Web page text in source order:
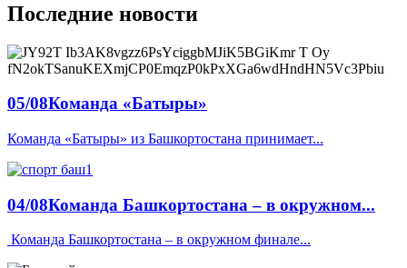
Последние новости
05/08Команда «Батыры»
Команда «Батыры» из Башкортостана принимает...
04/08Команда Башкортостана – в окружном...
️ Команда Башкортостана – в окружном финале...